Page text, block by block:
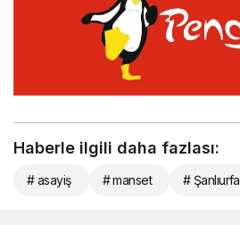
Haberle ilgili daha fazlası:
# asayiş # manset # Şanlıurfa